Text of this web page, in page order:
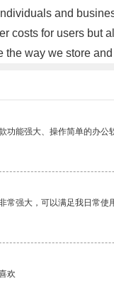
and
costs for users but
the way we store
功能强大、操作简单的办公
常强大，可以满足我日常使
欢